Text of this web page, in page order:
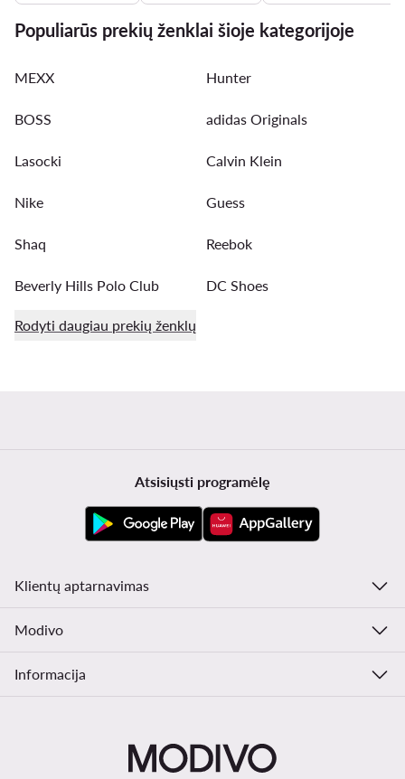
Populiarūs prekių ženklai šioje kategorijoje
MEXX Hunter
BOSS adidas Originals
Lasocki Calvin Klein
Nike Guess
Shaq Reebok
Beverly Hills Polo Club DC Shoes
Rodyti daugiau prekių ženklų
Atsisiųsti programėlę
Klientų aptarnavimas
Modivo
Informacija